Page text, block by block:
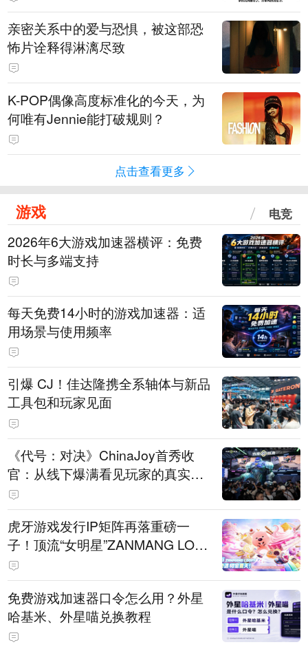
亲密关系中的爱与恐惧，被这部恐
怖片诠释得淋漓尽致
K-POP偶像高度标准化的今天，为
何唯有Jennie能打破规则？
点击查看更多
游戏 电竞
2026年6大游戏加速器横评：免费
时长与多端支持
每天免费14小时的游戏加速器：适
用场景与使用频率
引爆 CJ！佳达隆携全系轴体与新品
工具包和玩家见面
《代号：对决》ChinaJoy首秀收
官：从线下爆满看见玩家的真实期
待
虎牙游戏发行IP矩阵再落重磅一
子！顶流“女明星”ZANMANG LOO
PY 正版3D消除手游《消消奇遇》
惊喜曝光
免费游戏加速器口令怎么用？外星
哈基米、外星喵兑换教程